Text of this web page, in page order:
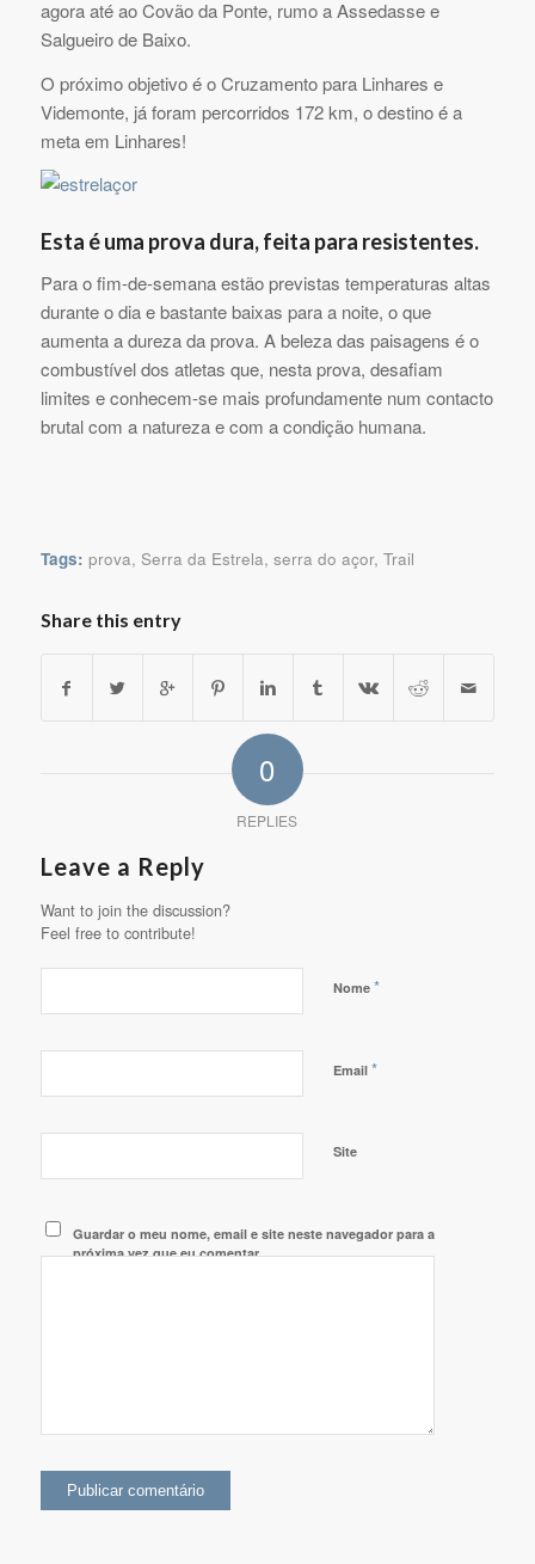
agora até ao Covão da Ponte, rumo a Assedasse e
Salgueiro de Baixo.
O próximo objetivo é o Cruzamento para Linhares e
Videmonte, já foram percorridos 172 km, o destino é a
meta em Linhares!
Esta é uma prova dura, feita para resistentes.
Para o fim-de-semana estão previstas temperaturas altas
durante o dia e bastante baixas para a noite, o que
aumenta a dureza da prova. A beleza das paisagens é o
combustível dos atletas que, nesta prova, desafiam
limites e conhecem-se mais profundamente num contacto
brutal com a natureza e com a condição humana.
Tags: prova, Serra da Estrela, serra do açor, Trail
Share this entry
0
REPLIES
Leave a Reply
Want to join the discussion?
Feel free to contribute!
Nome *
Email *
Site
Guardar o meu nome, email e site neste navegador para a
próxima vez que eu comentar.